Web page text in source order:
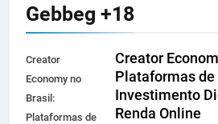
Gebbeg +18
Creator
Economy no
Brasil:
Plataformas de
Creator
Plataformas
Investimento
Renda Online